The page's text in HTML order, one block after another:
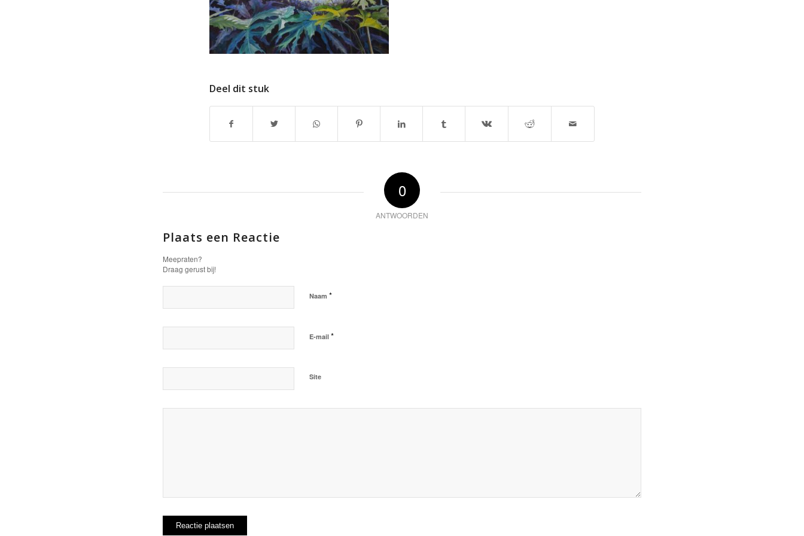
Deel dit stuk
0
ANTWOORDEN
Plaats een Reactie
Meepraten?
Draag gerust bij!
Naam *
E-mail *
Site